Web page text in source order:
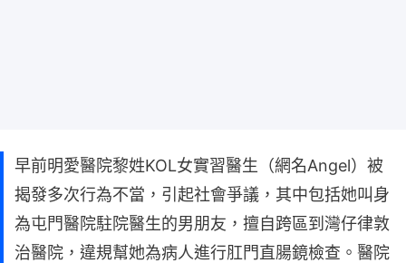
早前明愛醫院黎姓KOL女實習醫生（網名Angel）被
揭發多次行為不當，引起社會爭議，其中包括她叫身
為屯門醫院駐院醫生的男朋友，擅自跨區到灣仔律敦
治醫院，違規幫她為病人進行肛門直腸鏡檢查。醫院